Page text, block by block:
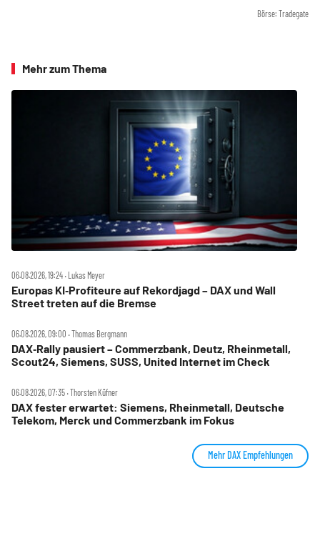
Börse: Tradegate
Mehr zum Thema
06.08.2026, 19:24 ‧ Lukas Meyer
Europas KI‑Profiteure auf Rekordjagd – DAX und Wall
Street treten auf die Bremse
06.08.2026, 09:00 ‧ Thomas Bergmann
DAX‑Rally pausiert – Commerzbank, Deutz, Rheinmetall,
Scout24, Siemens, SUSS, United Internet im Check
06.08.2026, 07:35 ‧ Thorsten Küfner
DAX fester erwartet: Siemens, Rheinmetall, Deutsche
Telekom, Merck und Commerzbank im Fokus
Mehr DAX Empfehlungen